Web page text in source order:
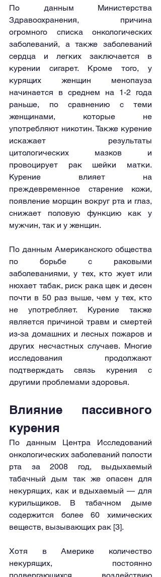
По данным Министерства
Здравоохранения, причина
огромного списка онкологических
заболеваний, а также заболеваний
сердца и легких заключается в
курении сигарет. Кроме того, у
курящих женщин менопауза
начинается в среднем на 1-2 года
раньше, по сравнению с теми
женщинами, которые не
употребляют никотин. Также курение
искажает результаты
цитологических мазков и
провоцирует рак шейки матки.
Курение влияет на
преждевременное старение кожи,
появление морщин вокруг рта и глаз,
снижает половую функцию как у
мужчин, так и у женщин.
По данным Американского общества
по борьбе с раковыми
заболеваниями, у тех, кто жует или
нюхает табак, риск рака щек и десен
почти в 50 раз выше, чем у тех, кто
не употребляет. Курение также
является причиной травм и смертей
из-за домашних и лесных пожаров и
других несчастных случаев. Многие
исследования продолжают
подтверждать связь курения с
другими проблемами здоровья.
Влияние пассивного
курения
По данным Центра Исследований
онкологических заболеваний полости
рта за 2008 год, выдыхаемый
табачный дым так же опасен для
некурящих, как и вдыхаемый — для
курильщиков. В табачном дыме
содержится более 60 химических
веществ, вызывающих рак [3].
Хотя в Америке количество
некурящих, постоянно